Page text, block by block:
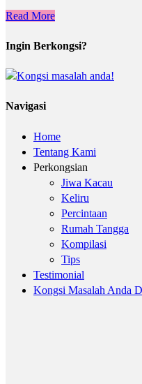
Read More
Ingin Berkongsi?
Navigasi
Home
Tentang Kami
Perkongsian
Jiwa Kacau
Keliru
Percintaan
Rumah Tangga
Kompilasi
Tips
Testimonial
Kongsi Masalah Anda